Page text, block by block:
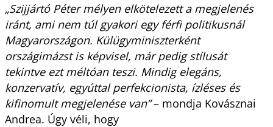
„Szijjártó Péter mélyen elkötelezett a megjelenés
iránt, ami nem túl gyakori egy férfi politikusnál
Magyarországon. Külügyminiszterként
országimázst is képvisel, már pedig stílusát
tekintve ezt méltóan teszi. Mindig elegáns,
konzervatív, egyúttal perfekcionista, ízléses és
kifinomult megjelenése van”– mondja Kovásznai
Andrea. Úgy véli, hogy